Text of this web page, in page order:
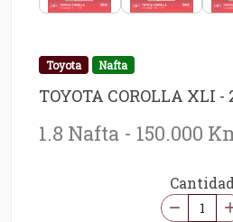
Toyota Nafta
TOYOTA COROLLA XLI -
1.8 Nafta - 150.000
Cantidad